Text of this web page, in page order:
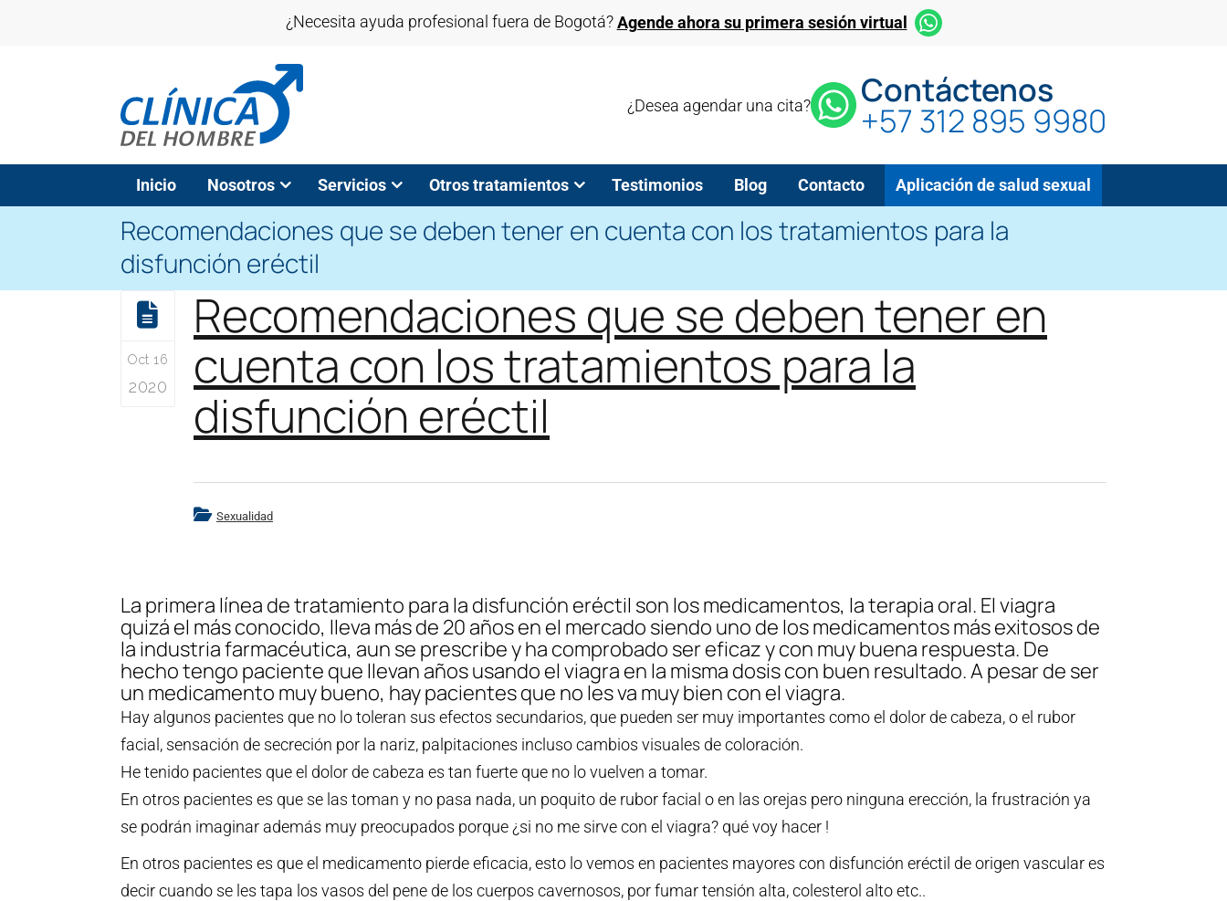
¿Necesita ayuda profesional fuera de Bogotá?Agende ahora su primera sesión virtual
¿Desea agendar una cita? Contáctenos
+57 312 895 9980
Inicio Nosotros Servicios Otros tratamientos Testimonios Blog Contacto Aplicación de salud sexual
Recomendaciones que se deben tener en cuenta con los tratamientos para la
disfunción eréctil
Oct 16
2020
Recomendaciones que se deben tener en
cuenta con los tratamientos para la
disfunción eréctil
Sexualidad
La primera línea de tratamiento para la disfunción eréctil son los medicamentos, la terapia oral. El viagra
quizá el más conocido, lleva más de 20 años en el mercado siendo uno de los medicamentos más exitosos de
la industria farmacéutica, aun se prescribe y ha comprobado ser eficaz y con muy buena respuesta. De
hecho tengo paciente que llevan años usando el viagra en la misma dosis con buen resultado. A pesar de ser
un medicamento muy bueno, hay pacientes que no les va muy bien con el viagra.
Hay algunos pacientes que no lo toleran sus efectos secundarios, que pueden ser muy importantes como el dolor de cabeza, o el rubor
facial, sensación de secreción por la nariz, palpitaciones incluso cambios visuales de coloración.
He tenido pacientes que el dolor de cabeza es tan fuerte que no lo vuelven a tomar.
En otros pacientes es que se las toman y no pasa nada, un poquito de rubor facial o en las orejas pero ninguna erección, la frustración ya
se podrán imaginar además muy preocupados porque ¿si no me sirve con el viagra? qué voy hacer !
En otros pacientes es que el medicamento pierde eficacia, esto lo vemos en pacientes mayores con disfunción eréctil de origen vascular es
decir cuando se les tapa los vasos del pene de los cuerpos cavernosos, por fumar tensión alta, colesterol alto etc..